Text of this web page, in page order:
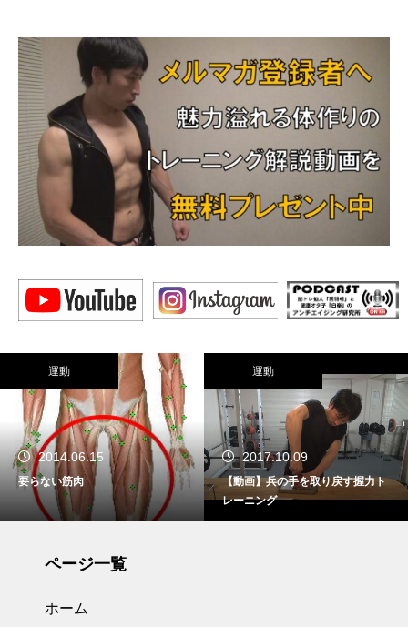
運動
2014.06.15
要らない筋肉
運動
2017.10.09
【動画】兵の手を取り戻す握力ト
レーニング
ページ一覧
ホーム